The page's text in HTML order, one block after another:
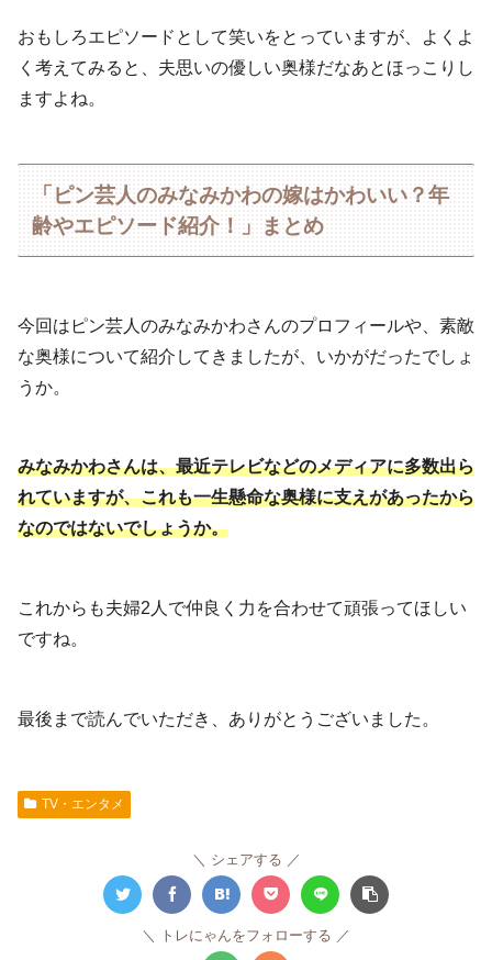
おもしろエピソードとして笑いをとっていますが、よくよ
く考えてみると、夫思いの優しい奥様だなあとほっこりし
ますよね。
「ピン芸人のみなみかわの嫁はかわいい？年
齢やエピソード紹介！」まとめ
今回はピン芸人のみなみかわさんのプロフィールや、素敵
な奥様について紹介してきましたが、いかがだったでしょ
うか。
みなみかわさんは、最近テレビなどのメディアに多数出ら
れていますが、これも一生懸命な奥様に支えがあったから
なのではないでしょうか。
これからも夫婦2人で仲良く力を合わせて頑張ってほしい
ですね。
最後まで読んでいただき、ありがとうございました。
TV・エンタメ
シェアする
トレにゃんをフォローする